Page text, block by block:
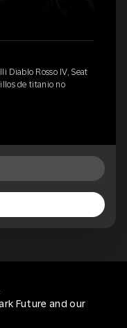
Diablo Rosso IV, Seat
de titanio no
Future and our